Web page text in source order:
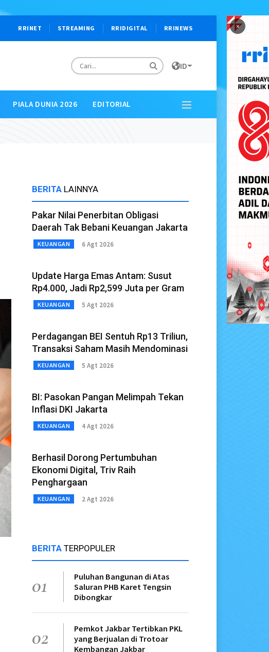
×
RRINET STREAMING RRIDIGITAL RRINEWS
ID
PIALA DUNIA 2026 EDITORIAL
BERITA LAINNYA
Pakar Nilai Penerbitan Obligasi
Daerah Tak Bebani Keuangan Jakarta
KEUANGAN 6 Agt 2026
Update Harga Emas Antam: Susut
Rp4.000, Jadi Rp2,599 Juta per Gram
KEUANGAN 5 Agt 2026
Perdagangan BEI Sentuh Rp13 Triliun,
Transaksi Saham Masih Mendominasi
KEUANGAN 5 Agt 2026
BI: Pasokan Pangan Melimpah Tekan
Inflasi DKI Jakarta
KEUANGAN 4 Agt 2026
Berhasil Dorong Pertumbuhan
Ekonomi Digital, Triv Raih
Penghargaan
KEUANGAN 2 Agt 2026
BERITA TERPOPULER
01
Puluhan Bangunan di Atas
Saluran PHB Karet Tengsin
Dibongkar
02
Pemkot Jakbar Tertibkan PKL
yang Berjualan di Trotoar
Kembangan Jakbar